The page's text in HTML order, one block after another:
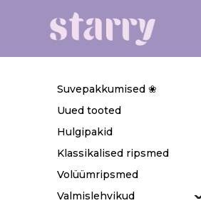
Suvepakkumised ❀
Uued tooted
Hulgipakid
Klassikalised ripsmed
Volüümripsmed
Valmislehvikud